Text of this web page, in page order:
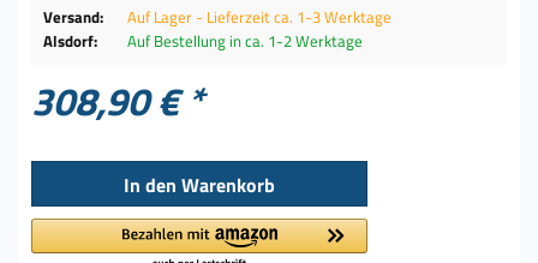
Versand:
Auf Lager - Lieferzeit ca. 1-3 Werktage
Alsdorf:
Auf Bestellung in ca. 1-2 Werktage
308,90 € *
In den Warenkorb